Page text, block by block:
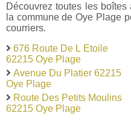
Découvrez toutes les
la commune de Oye Plage
courriers.
676 Route De L Etoile
62215 Oye Plage
Avenue Du Platier 62215
Oye Plage
Route Des Petits Moulins
62215 Oye Plage